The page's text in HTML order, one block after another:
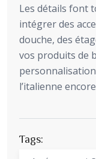
Les détails font
intégrer des
douche, des
vos produits de
l’italienne
Tags: